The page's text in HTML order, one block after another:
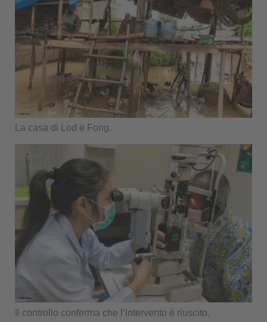
La casa di Lod e Fong.
Il controllo conferma che l’intervento è riuscito.